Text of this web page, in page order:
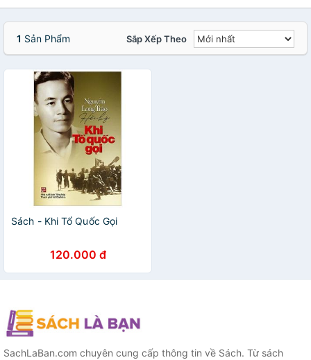
1 Sản Phẩm Sắp Xếp Theo
Sách - Khi Tổ Quốc Gọi
120.000 đ
SachLaBan.com chuyên cung cấp thông tin về Sách. Từ sách